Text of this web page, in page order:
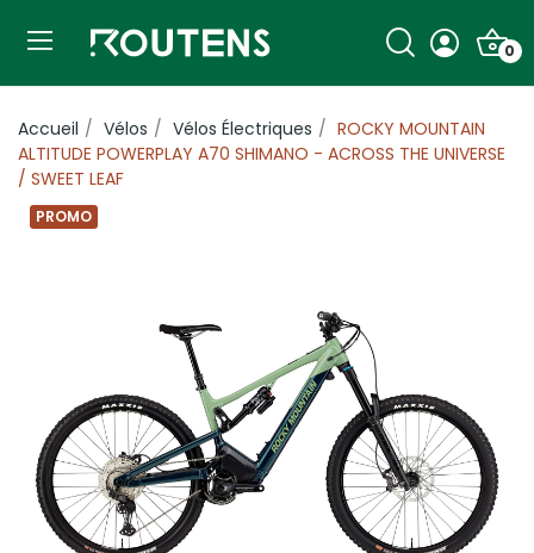
0
Accueil Vélos Vélos Électriques
ROCKY MOUNTAIN
ALTITUDE POWERPLAY A70 SHIMANO - ACROSS THE UNIVERSE
/ SWEET LEAF
PROMO